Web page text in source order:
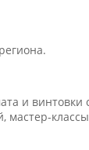
и